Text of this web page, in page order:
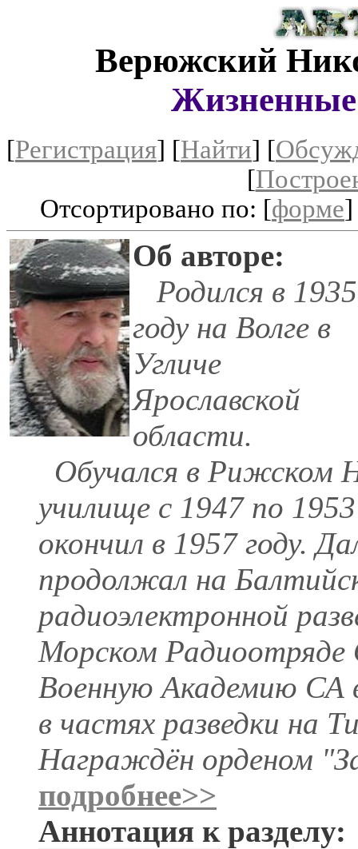
Верюжский
Жизненные
[Регистрация] [Найти] [
[
Отсортировано по: [форме
Об авторе:
Родился в 1935
году на Волге в
Угличе
Ярославской
области.
Обучался в Рижском
училище с 1947 по
окончил в 1957 году.
продолжал на
радиоэлектронной
Морском
Военную Академию СА
в частях разведки на
Награждён орденом
подробнее>>
Аннотация к разделу: